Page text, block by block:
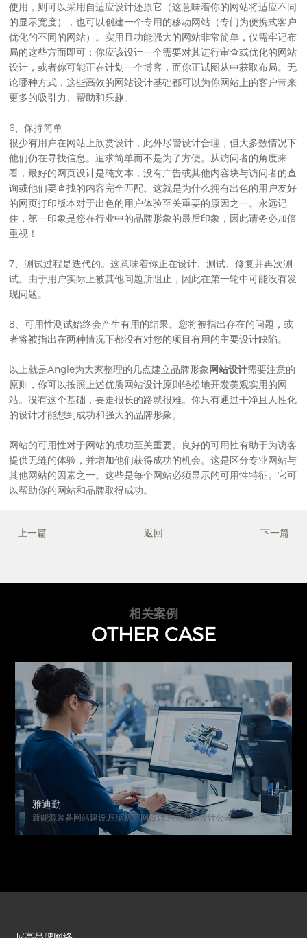
使用，则可以采用自适应设计还原它（这意味着你的网站将适应不同
的显示宽度），也可以创建一个专用的移动网站（专门为便携式客户
优化的不同的网站）。实用且功能强大的网站非常简单，仅需牢记布
局的这些方面即可；你应该设计一个需要对其进行审查或优化的网站
设计，或者你可能正在计划一个博客，而你正试图从中获取布局。无
论哪种方式，这些高效的网站设计基础都可以为你网站上的客户带来
更多的吸引力、帮助和乐趣。
6、保持简单
很少有用户在网站上欣赏设计，此外尽管设计合理，但大多数情况下
他们仍在寻找信息。追求简单而不是为了方便。从访问者的角度来
看，最好的网页设计是纯文本，没有广告或其他内容块与访问者的查
询或他们要查找的内容完全匹配。这就是为什么拥有出色的用户友好
的网页打印版本对于出色的用户体验至关重要的原因之一。永远记
住，第一印象是您在行业中的品牌形象的最后印象，因此请务必加倍
重视！
7、测试过程是迭代的。这意味着你正在设计、测试、修复并再次测
试。由于用户实际上被其他问题所阻止，因此在第一轮中可能没有发
现问题。
8、可用性测试始终会产生有用的结果。您将被指出存在的问题，或
者将被指出在两种情况下都没有对您的项目有用的主要设计缺陷。
以上就是Angle为大家整理的几点建立品牌形象网站设计需要注意的
原则，你可以按照上述优质网站设计原则轻松地开发美观实用的网
站。没有这个基础，要走很长的路就很难。你只有通过干净且人性化
的设计才能想到成功和强大的品牌形象。
网站的可用性对于网站的成功至关重要。良好的可用性有助于为访客
提供无缝的体验，并增加他们获得成功的机会。这是区分专业网站与
其他网站的因素之一。这些是每个网站必须显示的可用性特征。它可
以帮助你的网站和品牌取得成功。
上一篇 下一篇
返回
相关案例
OTHER CASE
雅迪勤
新能源装备网站建设,压缩机官网设计,东莞网站设计公司